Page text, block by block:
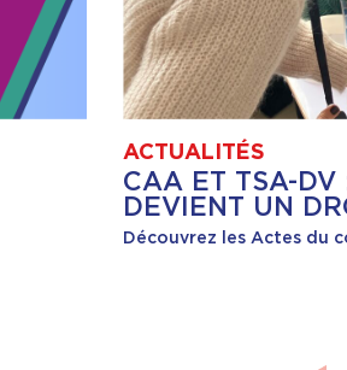
ACTUALITÉS
CAA ET TSA-DV
DEVIENT UN
Découvrez les Actes du